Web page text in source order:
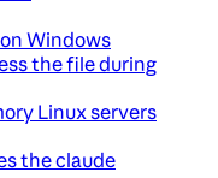
Windows
the file during
Linux servers
the claude